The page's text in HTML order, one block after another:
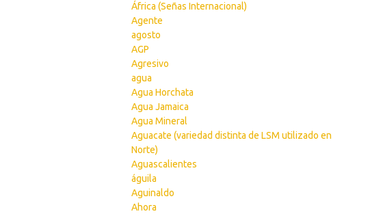
África (Señas Internacional)
Agente
agosto
AGP
Agresivo
agua
Agua Horchata
Agua Jamaica
Agua Mineral
Aguacate (variedad distinta de LSM utilizado en
Norte)
Aguascalientes
águila
Aguinaldo
Ahora